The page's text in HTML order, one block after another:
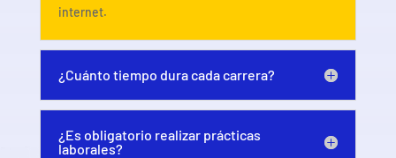
internet.
¿Cuánto tiempo dura cada carrera?
¿Es obligatorio realizar prácticas
laborales?